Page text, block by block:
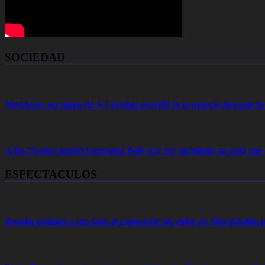
SOCIEDAD
Mendoza: un sismo de 4,3 grados sacudió la provincia durante
A los 54 años murió Ernestina Pais tras ser arrollado su auto
ESPECTACULOS
Rosalía indignó a sus fans al compartir un video de Mia Khalifa